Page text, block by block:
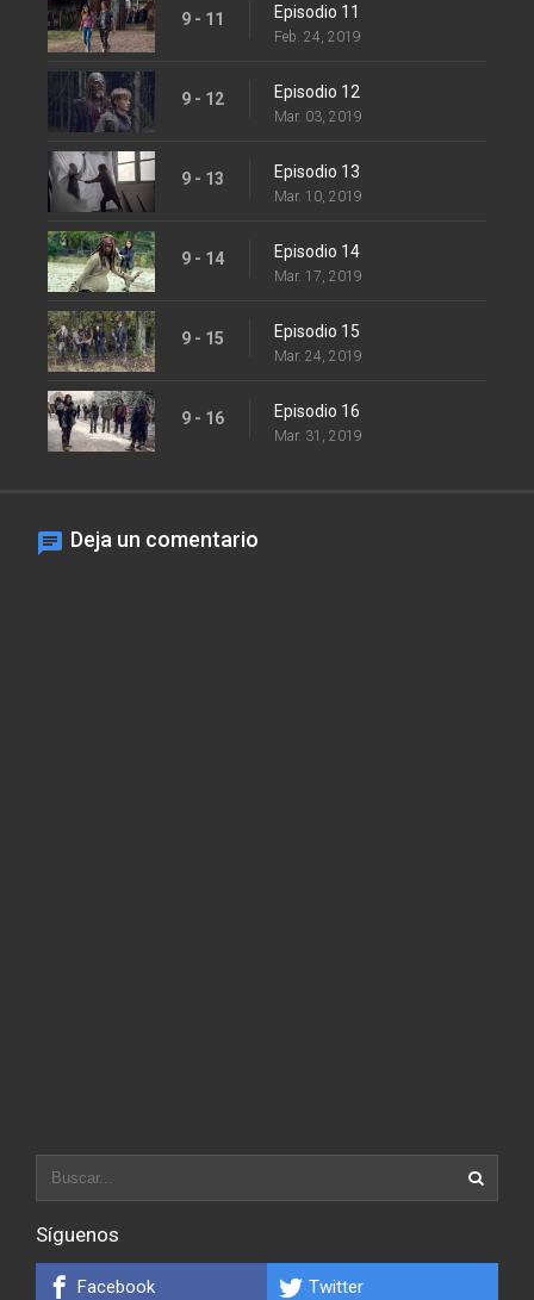
9 - 11 Episodio 11
Feb. 24, 2019
9 - 12 Episodio 12
Mar. 03, 2019
9 - 13 Episodio 13
Mar. 10, 2019
9 - 14 Episodio 14
Mar. 17, 2019
9 - 15 Episodio 15
Mar. 24, 2019
9 - 16 Episodio 16
Mar. 31, 2019
Deja un comentario
Síguenos
Facebook Twitter